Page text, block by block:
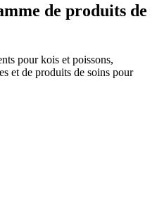
de produits de
pour kois et poissons,
et de produits de soins pour